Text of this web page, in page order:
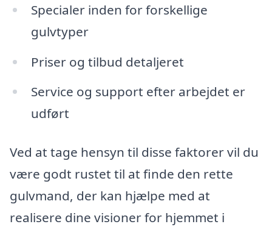
Specialer inden for forskellige
gulvtyper
Priser og tilbud detaljeret
Service og support efter arbejdet er
udført
Ved at tage hensyn til disse faktorer vil du
være godt rustet til at finde den rette
gulvmand, der kan hjælpe med at
realisere dine visioner for hjemmet i